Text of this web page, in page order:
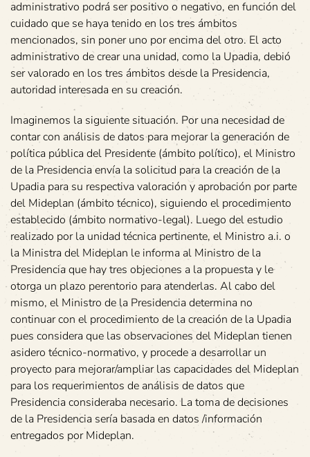
administrativo podrá ser positivo o negativo, en función del
cuidado que se haya tenido en los tres ámbitos
mencionados, sin poner uno por encima del otro. El acto
administrativo de crear una unidad, como la Upadia, debió
ser valorado en los tres ámbitos desde la Presidencia,
autoridad interesada en su creación.
Imaginemos la siguiente situación. Por una necesidad de
contar con análisis de datos para mejorar la generación de
política pública del Presidente (ámbito político), el Ministro
de la Presidencia envía la solicitud para la creación de la
Upadia para su respectiva valoración y aprobación por parte
del Mideplan (ámbito técnico), siguiendo el procedimiento
establecido (ámbito normativo-legal). Luego del estudio
realizado por la unidad técnica pertinente, el Ministro a.i. o
la Ministra del Mideplan le informa al Ministro de la
Presidencia que hay tres objeciones a la propuesta y le
otorga un plazo perentorio para atenderlas. Al cabo del
mismo, el Ministro de la Presidencia determina no
continuar con el procedimiento de la creación de la Upadia
pues considera que las observaciones del Mideplan tienen
asidero técnico-normativo, y procede a desarrollar un
proyecto para mejorar/ampliar las capacidades del Mideplan
para los requerimientos de análisis de datos que
Presidencia consideraba necesario. La toma de decisiones
de la Presidencia sería basada en datos /información
entregados por Mideplan.